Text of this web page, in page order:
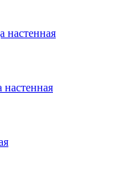
настенная